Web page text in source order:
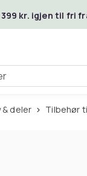
399 kr. igjen til fri
& deler Tilbehør